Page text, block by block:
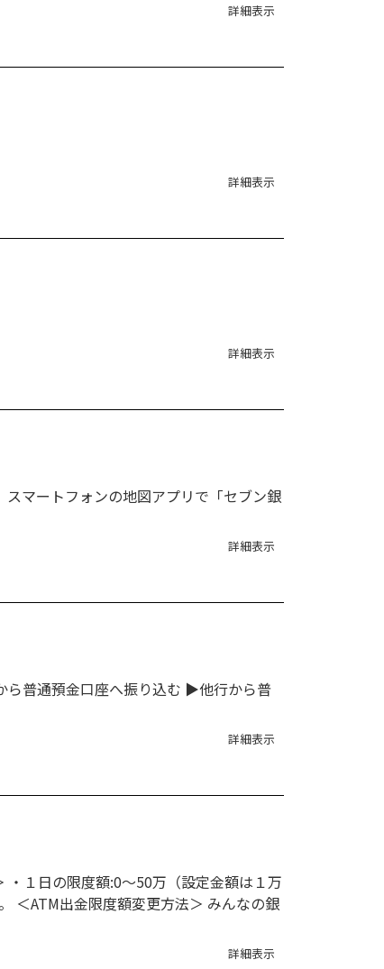
詳細表示
詳細表示
詳細表示
マートフォンの地図アプリで「セブン銀
詳細表示
ら普通預金口座へ振り込む ▶他行から普
詳細表示
・１日の限度額:0～50万（設定金額は１万
ATM出金限度額変更方法＞ みんなの銀
詳細表示